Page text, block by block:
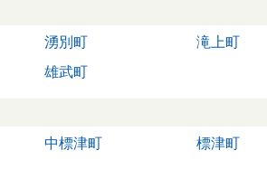
湧別町
滝上町
雄武町
中標津町
標津町